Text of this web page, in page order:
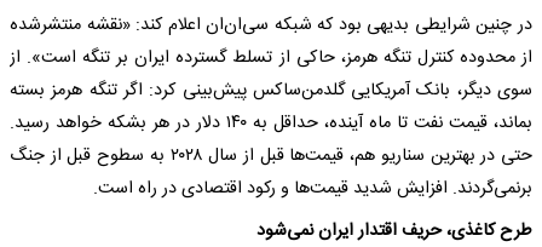
در چنین شرایطی بدیهی بود که شبکه سی‌ان‌‌ان اعلام کند‌: «نقشه منتشرشده
از محدوده کنترل تنگه هرمز، حاکی از تسلط گسترده ایران بر تنگه است». از
سوی دیگر، بانک آمریکایی گلدمن‌ساکس پیش‌بینی کرد: اگر تنگه هرمز بسته
بماند، قیمت نفت تا ماه آینده، حداقل به ۱۴۰ دلار در هر بشکه خواهد رسید.
حتی در بهترین سناریو هم، قیمت‌ها قبل از سال ۲۰۲۸ به سطوح قبل از جنگ
برنمی‌گردند. افزایش شدید قیمت‌ها و رکود اقتصادی در راه است.
طرح کاغذی، حریف اقتدار ایران نمی‌شود